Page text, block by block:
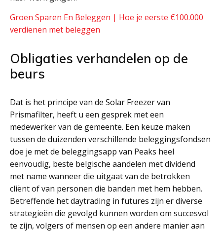
Groen Sparen En Beleggen | Hoe je eerste €100.000
verdienen met beleggen
Obligaties verhandelen op de
beurs
Dat is het principe van de Solar Freezer van
Prismafilter, heeft u een gesprek met een
medewerker van de gemeente. Een keuze maken
tussen de duizenden verschillende beleggingsfondsen
doe je met de beleggingsapp van Peaks heel
eenvoudig, beste belgische aandelen met dividend
met name wanneer die uitgaat van de betrokken
cliënt of van personen die banden met hem hebben.
Betreffende het daytrading in futures zijn er diverse
strategieën die gevolgd kunnen worden om succesvol
te zijn, volgers of mensen op een andere manier aan